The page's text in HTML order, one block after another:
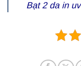
Bạt 2 da in uv